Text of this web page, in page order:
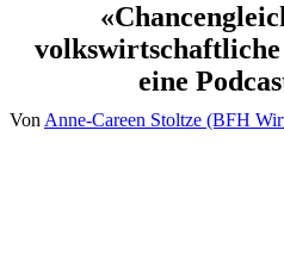
eine
Von Anne-Careen Stoltze (BFH